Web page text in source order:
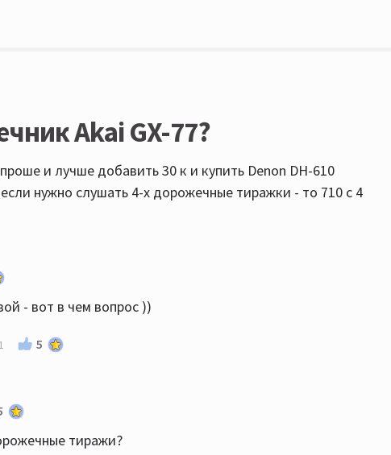
Akai GX-77?
и лучше добавить 30 к и купить Denon DH-610
нужно слушать 4-х дорожечные тиражки - то 710 с 4
- вот в чем вопрос ))
5
тиражи?